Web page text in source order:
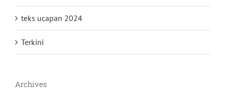
teks ucapan 2024
Terkini
Archives